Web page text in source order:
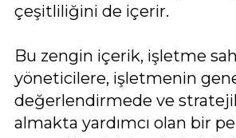
çeşitliliğini de içerir.
Bu zengin içerik, işletme
yöneticilere, işletmenin
değerlendirmede ve
almakta yardımcı olan bir